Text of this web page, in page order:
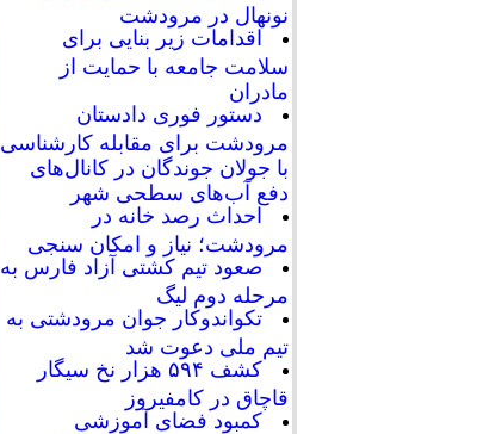
نونهال در مرودشت
اقدامات زیر بنایی برای
سلامت جامعه با حمایت از
مادران
دستور فوری دادستان
مرودشت برای مقابله کارشناسی
با جولان جوندگان در کانال‌های
دفع آب‌های سطحی شهر
احداث رصد خانه در
مرودشت؛ نیاز و امکان سنجی
صعود تیم کشتی آزاد فارس به
مرحله دوم لیگ
تکواندوکار جوان مرودشتی به
تیم ملی دعوت شد
کشف ۵۹۴ هزار نخ سیگار
قاچاق در کامفیروز
کمبود فضای آموزشی